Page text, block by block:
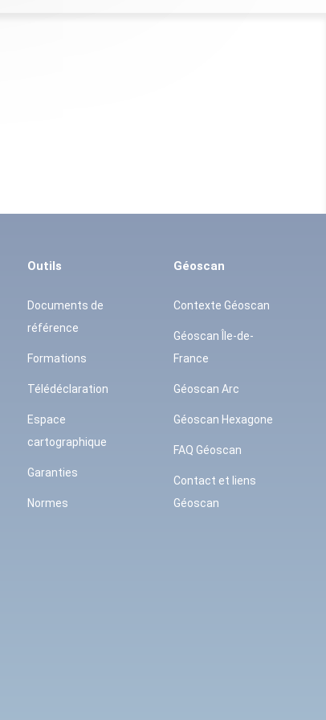
Outils
Documents de
référence
Formations
Télédéclaration
Espace
cartographique
Garanties
Normes
Géoscan
Contexte Géoscan
Géoscan Île-de-
France
Géoscan Arc
Géoscan Hexagone
FAQ Géoscan
Contact et liens
Géoscan